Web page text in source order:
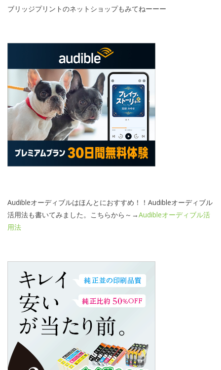
ブリッジプリントのネットショップもみてねーーー
Audibleオーディブルはほんとにおすすめ！！Audibleオーディブル
活用法も書いてみました。こちらから～→Audibleオーディブル活
用法